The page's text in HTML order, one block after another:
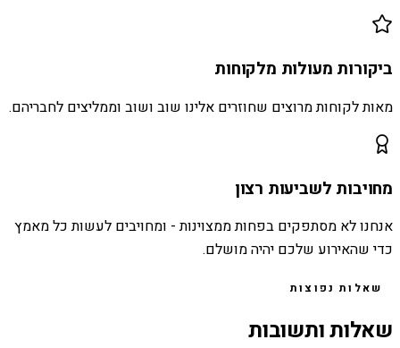
ביקורות מעולות מלקוחות
מאות לקוחות מרוצים שחוזרים אלינו שוב ושוב וממליצים לחבריהם.
מחויבות לשביעות רצון
אנחנו לא מסתפקים בפחות ממצוינות - ומחויבים לעשות כל מאמץ
כדי שהאירוע שלכם יהיה מושלם.
שאלות נפוצות
שאלות ותשובות